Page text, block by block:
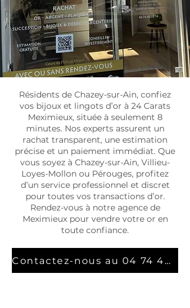
Résidents de Chazey-sur-Ain, confiez
vos bijoux et lingots d’or à 24 Carats
Meximieux, située à seulement 8
minutes. Nos experts assurent un
rachat transparent, une estimation
précise et un paiement immédiat. Que
vous soyez à Chazey-sur-Ain, Villieu-
Loyes-Mollon ou Pérouges, profitez
d’un service professionnel et discret
pour toutes vos transactions d’or.
Rendez-vous à notre agence de
Meximieux pour vendre votre or en
toute confiance.
Contactez-nous au 04 74 46 74 56